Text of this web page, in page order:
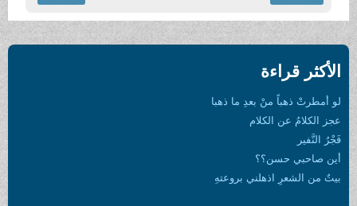
الأكثر قراءة
لو أمطرتْ ذهباً منْ بعدِ ما ذهبا
عجز الكلامُ عن الكلام
فَجْرُ النَّفير
أين صاحبي حسن؟؟
بيتٌ من الشعرِ اذهلني بروعتهِ